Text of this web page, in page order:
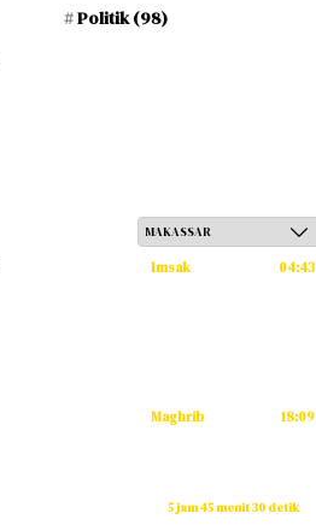
Politik(98)
Imsak 04:43
Maghrib 18:09
5 jam 45 menit 30 detik